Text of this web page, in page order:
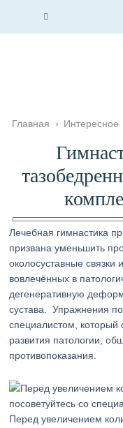
Главная › Интересное
Лечебная гимнастика
призвана уменьшить
околосуставные
вовлечённых в
дегенеративную
сустава. Упражнения
специалистом, который
развития патологии,
противопоказания.
Перед увеличением